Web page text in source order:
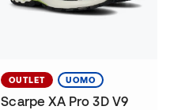
OUTLET UOMO
Scarpe XA Pro 3D V9